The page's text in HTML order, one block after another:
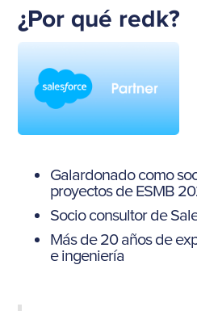
¿Por qué redk?
Galardonado como
proyectos de ESMB
Socio consultor de
Más de 20 años de
e ingeniería